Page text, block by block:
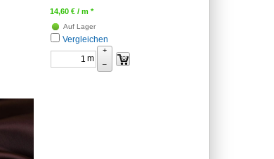
14,60 € / m *
Auf Lager
Vergleichen
m
+
–